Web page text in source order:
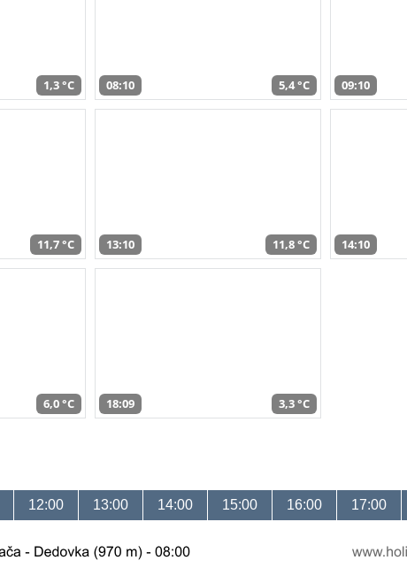
1,3 °C 08:10 5,4 °C 09:10
11,7 °C 13:10 11,8 °C 14:10
6,0 °C 18:09 3,3 °C
12:00 13:00 14:00 15:00 16:00 17:00